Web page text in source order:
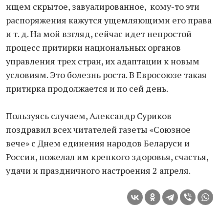
ищем скрытое, завуалированное, кому-то эти
распоряжения кажутся ущемляющими его права
и т. д. На мой взгляд, сейчас идет непростой
процесс притирки национальных органов
управления трех стран, их адаптации к новым
условиям. Это болезнь роста. В Евросоюзе такая
притирка продолжается и по сей день.
Пользуясь случаем, Александр Суриков
поздравил всех читателей газеты «Союзное
вече» с Днем единения народов Беларуси и
России, пожелал им крепкого здоровья, счастья,
удачи и праздничного настроения 2 апреля.